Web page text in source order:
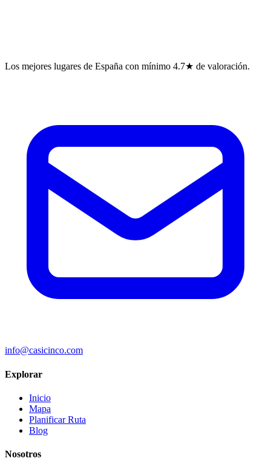
Los mejores lugares de España con mínimo 4.7★ de valoración.
info@casicinco.com
Explorar
Inicio
Mapa
Planificar Ruta
Blog
Nosotros